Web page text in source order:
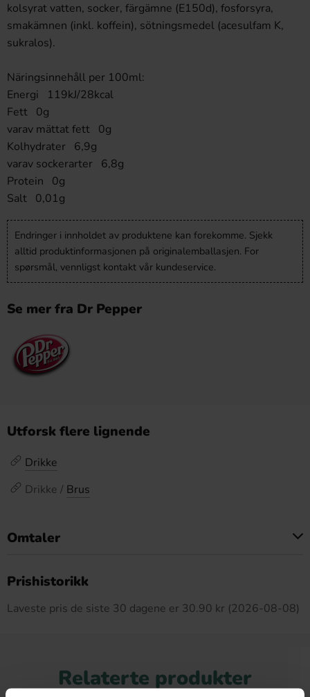
kolsyrat vatten, socker, färgämne (E150d), fosforsyra,
smakämnen (inkl. koffein), sötningsmedel (acesulfam K,
sukralos).
Näringsinnehåll per 100ml:
Energi 119kJ/28kcal
Fett 0g
varav mättat fett 0g
Kolhydrater 6,9g
varav sockerarter 6,8g
Protein 0g
Salt 0,01g
Endringer i innholdet av produktene kan forekomme. Sjekk
alltid produktinformasjonen på originalemballasjen. For
spørsmål, vennligst kontakt vår kundeservice.
Se mer fra Dr Pepper
Utforsk flere lignende
Drikke
Drikke / Brus
Omtaler
Prishistorikk
Laveste pris de siste 30 dagene er 30.90 kr (2026-08-08)
Relaterte produkter